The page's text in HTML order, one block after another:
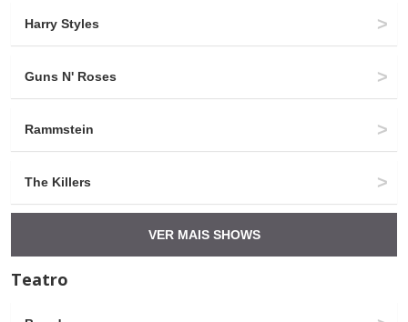
Harry Styles
Guns N' Roses
Rammstein
The Killers
VER MAIS SHOWS
Teatro